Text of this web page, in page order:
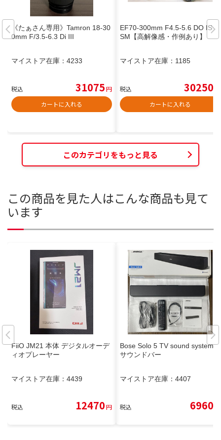
《たぁさん専用》Tamron 18-30
0mm F/3.5-6.3 Di III
マイストア在庫： 4233
税込 31075円
カートに入れる
EF70-300mm F4.5-5.6 DO IS U
SM【高解像感・作例あり】
マイストア在庫： 1185
税込 30250
カートに入れる
このカテゴリをもっと見る
この商品を見た人はこんな商品も見て
います
FiiO JM21 本体 デジタルオーデ
ィオプレーヤー
マイストア在庫： 4439
税込 12470円
Bose Solo 5 TV sound system
サウンドバー
マイストア在庫： 4407
税込 6960